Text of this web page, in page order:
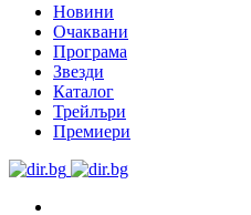
Новини
Очаквани
Програма
Звезди
Каталог
Трейлъри
Премиери